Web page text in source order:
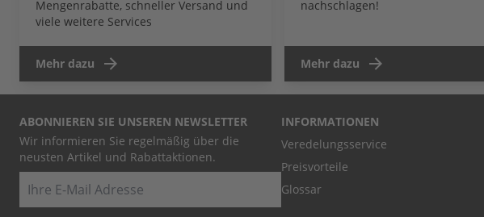
Mengenrabatte, schneller Versand und
viele weitere Services
Mehr dazu
nachschlagen!
Mehr dazu
ABONNIEREN SIE UNSEREN NEWSLETTER
Wir informieren Sie regelmäßig über die
neusten Artikel und Rabattaktionen.
E-Mail
INFORMATIONEN
Veredelungsservice
Preisvorteile
Glossar